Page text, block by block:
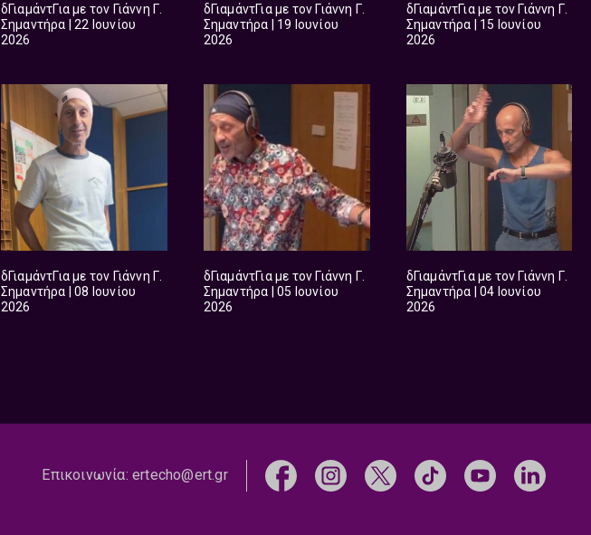
δΓιαμάντΓια με τον Γιάννη Γ.
Σημαντήρα | 22 Ιουνίου
2026
δΓιαμάντΓια με τον Γιάννη Γ.
Σημαντήρα | 19 Ιουνίου
2026
δΓιαμάντΓια με τον Γιάννη Γ.
Σημαντήρα | 15 Ιουνίου
2026
δΓιαμάντΓια με τον Γιάννη Γ.
Σημαντήρα | 08 Ιουνίου
2026
δΓιαμάντΓια με τον Γιάννη Γ.
Σημαντήρα | 05 Ιουνίου
2026
δΓιαμάντΓια με τον Γιάννη Γ.
Σημαντήρα | 04 Ιουνίου
2026
Επικοινωνία:ertecho@ert.gr